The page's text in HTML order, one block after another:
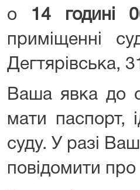
о 14 годині
приміщенні
Дегтярівська,
Ваша явка до
мати паспорт,
суду. У разі
повідомити про